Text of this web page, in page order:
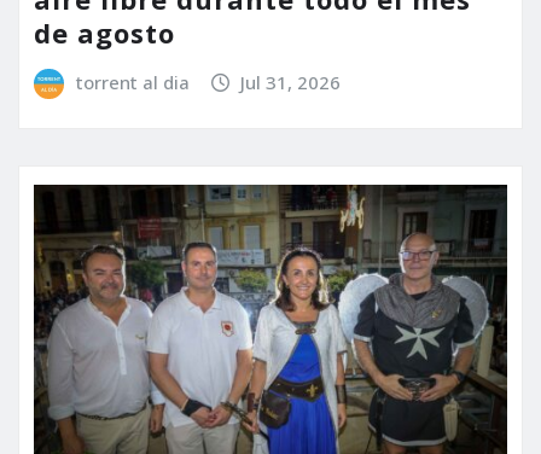
de agosto
torrent al dia Jul 31, 2026